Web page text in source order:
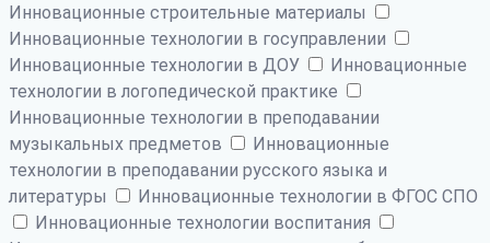
Инновационные строительные материалы
Инновационные технологии в госуправлении
Инновационные технологии в ДОУ
Инновационные
технологии в логопедической практике
Инновационные технологии в преподавании
музыкальных предметов
Инновационные
технологии в преподавании русского языка и
литературы
Инновационные технологии в ФГОС СПО
Инновационные технологии воспитания